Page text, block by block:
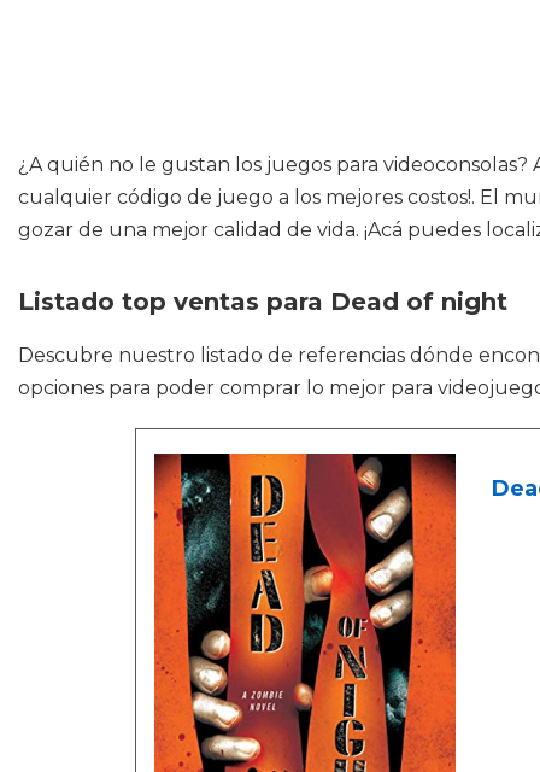
¿A quién no le gustan los juegos para
cualquier código de juego a los mejores costos!. El
gozar de una mejor calidad de vida. ¡Acá puedes
Listado top ventas para Dead of night
Descubre nuestro listado de referencias dónde
opciones para poder comprar lo mejor para